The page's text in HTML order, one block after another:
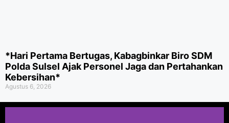
*Hari Pertama Bertugas, Kabagbinkar Biro SDM
Polda Sulsel Ajak Personel Jaga dan Pertahankan
Kebersihan*
Agustus 6, 2026